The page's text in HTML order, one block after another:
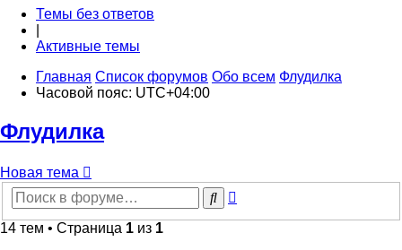
Темы без ответов
Активные темы
Главная Список форумов Обо всем Флудилка
Часовой пояс: UTC+04:00
Флудилка
Новая
тема
Новая тема
Поиск
14 тем • Страница 1 из 1